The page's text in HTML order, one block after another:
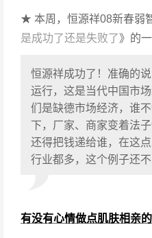
★ 本周，恒源祥08新春弱
是成功了还是失败了》的
恒源祥成功了！准确的
运行，这是当代中国市
们是缺德市场经济，谁
下，厂家、商家变着法
还得把钱递给谁，在这
行业都多，这个例子还
有没有心情做点肌肤相亲的